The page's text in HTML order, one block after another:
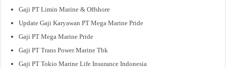
Gaji PT Limin Marine & Offshore
Update Gaji Karyawan PT Mega Marine Pride
Gaji PT Mega Marine Pride
Gaji PT Trans Power Marine Tbk
Gaji PT Tokio Marine Life Insurance Indonesia